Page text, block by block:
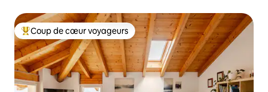
Coup de cœur voyageurs parmi les plus aimés
Coup de cœur voyageurs